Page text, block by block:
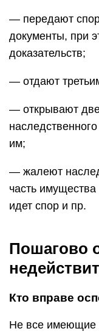
— передают
документы, при
доказательств;
— отдают
— открывают
им;
— жалеют
часть
идет спор и пр.
Пошагово
Кто вправе
Не все имеющие